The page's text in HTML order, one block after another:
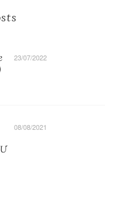
23/07/2022
08/08/2021